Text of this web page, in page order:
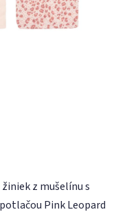
z mušelínu s
Pink Leopard